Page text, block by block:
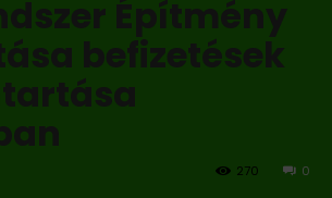
Építmény
befizetések
0
270